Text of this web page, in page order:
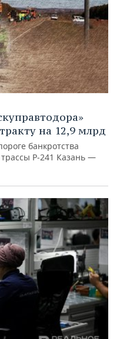
на 12,9 млрд
банкротства
Р‑241 Казань —